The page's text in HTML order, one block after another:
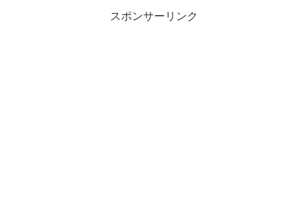
スポンサーリンク